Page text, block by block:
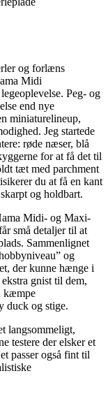
og forlæns
Midi
Peg- og
end nye
miniaturelineup,
Jeg startede
røde næser, blå
for at få det til
tæt med parchment
du at få en kant
og holdbart.
Midi- og Maxi-
små detaljer til at
Sammenlignet
og
der kunne hænge i
gnist til dem,
kæmpe
duck og stige.
langsommeligt,
testere der elsker et
passer også fint til